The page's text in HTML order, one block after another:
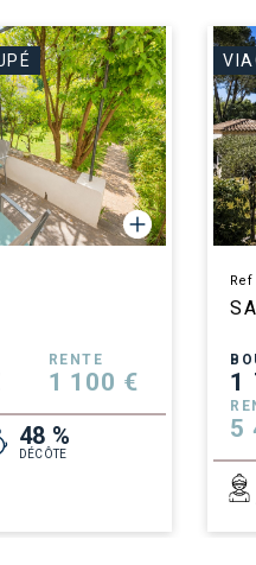
RENTE
1 100 €
48 %
DÉCÔTE
1
5